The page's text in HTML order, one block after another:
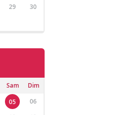
29
30
Sam
Dim
05
06